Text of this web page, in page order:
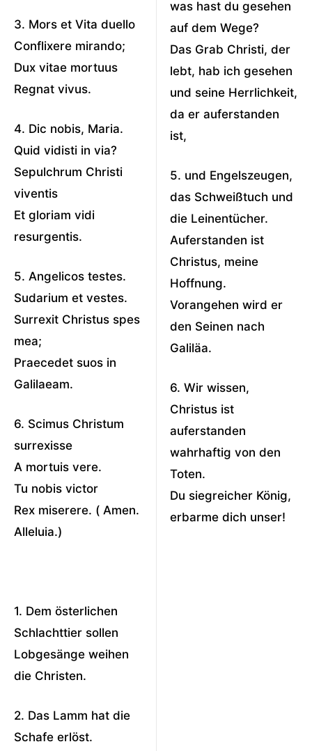
3. Mors et Vita duello
Conflixere mirando;
Dux vitae mortuus
Regnat vivus.
4. Dic nobis, Maria.
Quid vidisti in via?
Sepulchrum Christi
viventis
Et gloriam vidi
resurgentis.
5. Angelicos testes.
Sudarium et vestes.
Surrexit Christus spes
mea;
Praecedet suos in
Galilaeam.
6. Scimus Christum
surrexisse
A mortuis vere.
Tu nobis victor
Rex miserere. ( Amen.
Alleluia.)
1. Dem österlichen
Schlachttier sollen
Lobgesänge weihen
die Christen.
2. Das Lamm hat die
Schafe erlöst.
was hast du gesehen
auf dem Wege?
Das Grab Christi, der
lebt, hab ich gesehen
und seine Herrlichkeit,
da er auferstanden
ist,
5. und Engelszeugen,
das Schweißtuch und
die Leinentücher.
Auferstanden ist
Christus, meine
Hoffnung.
Vorangehen wird er
den Seinen nach
Galiläa.
6. Wir wissen,
Christus ist
auferstanden
wahrhaftig von den
Toten.
Du siegreicher König,
erbarme dich unser!